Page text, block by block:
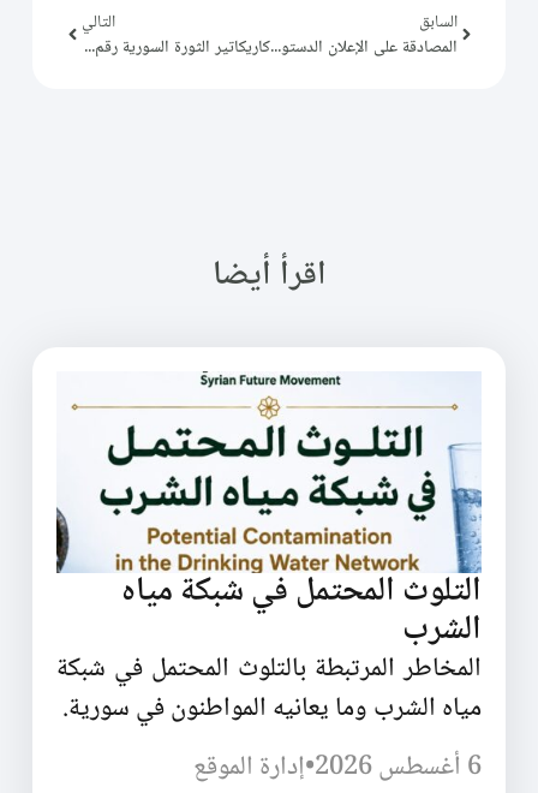
السابق
المصادقة على الإعلان الدستوري
التالي
كاريكاتير الثورة السورية رقم (264)
اقرأ أيضا
التلوث المحتمل في شبكة مياه
الشرب
المخاطر المرتبطة بالتلوث المحتمل في شبكة
مياه الشرب وما يعانيه المواطنون في سورية.
6 أغسطس 2026
•إدارة الموقع